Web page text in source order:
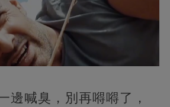
邊喊臭，別再嘚嘚了，